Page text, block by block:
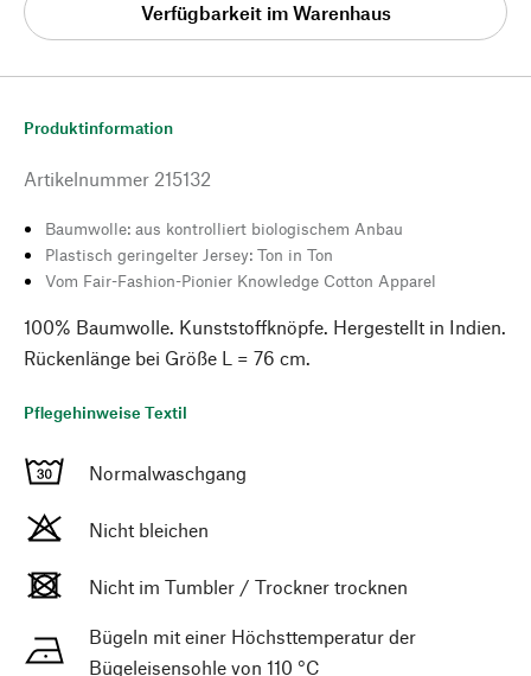
Verfügbarkeit im Warenhaus
Produktinformation
Artikelnummer 215132
Baumwolle: aus kontrolliert biologischem Anbau
Plastisch geringelter Jersey: Ton in Ton
Vom Fair-Fashion-Pionier Knowledge Cotton Apparel
100% Baumwolle. Kunststoffknöpfe. Hergestellt in Indien.
Rückenlänge bei Größe L = 76 cm.
Pflegehinweise Textil
Normalwaschgang
Nicht bleichen
Nicht im Tumbler / Trockner trocknen
Bügeln mit einer Höchsttemperatur der
Bügeleisensohle von 110 °C